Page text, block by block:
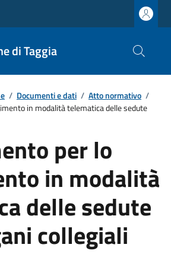
di Taggia
/ Documenti e dati / Atto normativo /
in modalità telematica delle sedute
per lo
in modalità
delle sedute
collegiali